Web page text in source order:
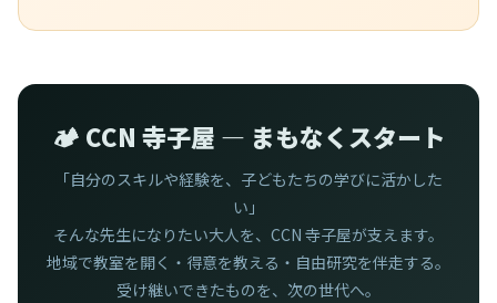
🏕️ CCN 寺子屋 — まもなくスタート
「自分のスキルや経験を、子どもたちの学びに活かした
い」
そんな先生になりたい大人を、CCN 寺子屋が支えます。
地域で教室を開く・得意を教える・自由研究を伴走する。
受け継いできたものを、次の世代へ。